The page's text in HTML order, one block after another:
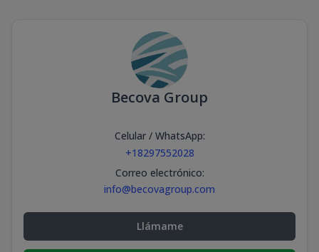
Becova Group
Celular / WhatsApp:
+18297552028
Correo electrónico:
info@becovagroup.com
Llámame